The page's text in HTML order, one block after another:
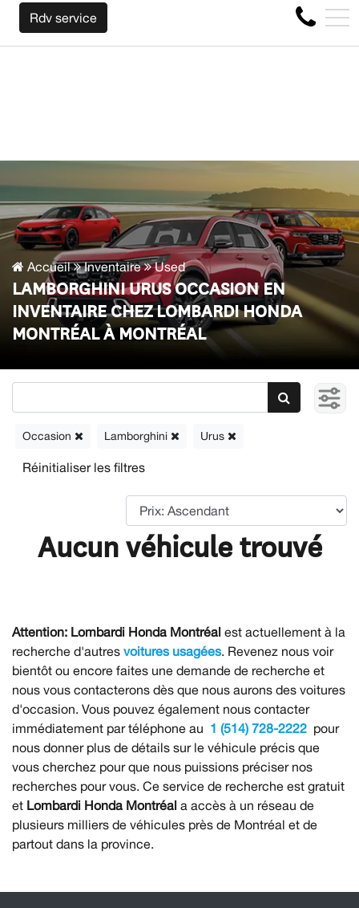
NOUS RACHETONS VOTRE AUTO PEU IMPORTE LA
4356 Boul Métropolitain E, Montréal, QC, CA H1S 1A2
EN
Rdv service
Accueil Inventaire Used
LAMBORGHINI URUS OCCASION EN
INVENTAIRE CHEZ LOMBARDI HONDA
MONTRÉAL À MONTRÉAL
Occasion Lamborghini Urus
Aucun véhicule trouvé
Attention: Lombardi Honda Montréal est actuellement à la
recherche d'autres voitures usagées. Revenez nous voir
bientôt ou encore faites une demande de recherche et
nous vous contacterons dès que nous aurons des voitures
d'occasion. Vous pouvez également nous contacter
immédiatement par téléphone au 1 (514) 728-2222 pour
nous donner plus de détails sur le véhicule précis que
vous cherchez pour que nous puissions préciser nos
recherches pour vous. Ce service de recherche est gratuit
et Lombardi Honda Montréal a accès à un réseau de
plusieurs milliers de véhicules près de Montréal et de
partout dans la province.